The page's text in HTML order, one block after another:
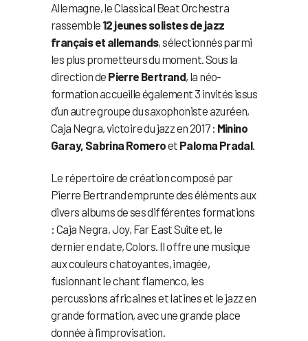
Allemagne, le Classical Beat Orchestra
rassemble 12 jeunes solistes de jazz
français et allemands, sélectionnés parmi
les plus prometteurs du moment. Sous la
direction de Pierre Bertrand, la néo-
formation accueille également 3 invités issus
d’un autre groupe du saxophoniste azuréen,
Caja Negra, victoire du jazz en 2017 : Minino
Garay, Sabrina Romeroet Paloma Pradal.
Le répertoire de création composé par
Pierre Bertrand emprunte des éléments aux
divers albums de ses différentes formations
: Caja Negra, Joy, Far East Suite et, le
dernier en date, Colors. Il offre une musique
aux couleurs chatoyantes, imagée,
fusionnant le chant flamenco, les
percussions africaines et latines et le jazz en
grande formation, avec une grande place
donnée à l’improvisation.